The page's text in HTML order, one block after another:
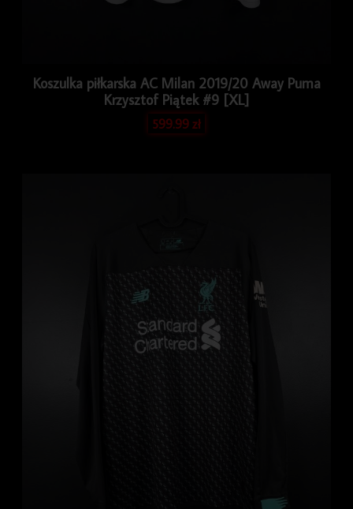
Koszulka piłkarska AC Milan 2019/20 Away Puma
Krzysztof Piątek #9 [XL]
599.99zł